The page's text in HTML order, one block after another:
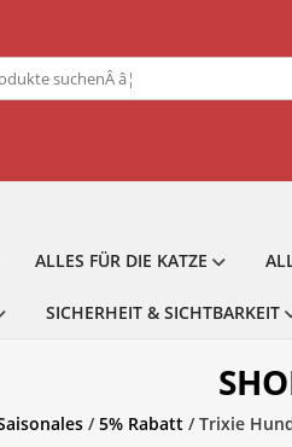
ALLES FÜR DIE KATZE
SICHERHEIT & SICHTBARKEIT
/5% Rabatt / Trixie